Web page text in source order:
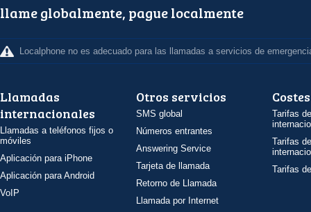
llame globalmente, pague localmente
Localphone no es adecuado para las llamadas a servicios de
Llamadas
internacionales
Llamadas a teléfonos fijos o
móviles
Aplicación para iPhone
Aplicación para Android
VoIP
Otros servicios
SMS global
Números entrantes
Answering Service
Tarjeta de llamada
Retorno de Llamada
Llamada por Internet
Costes
Tarifas
Tarifas
Tarifas